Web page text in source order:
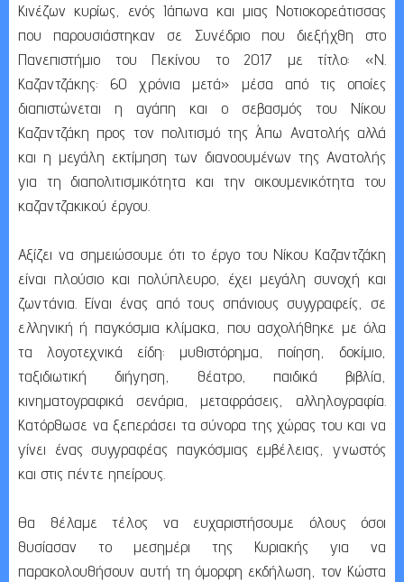
Κινέζων κυρίως, ενός Ιάπωνα και μιας Νοτιοκορεάτισσας
που παρουσιάστηκαν σε Συνέδριο που διεξήχθη στο
Πανεπιστήμιο του Πεκίνου το 2017 με τίτλο: «Ν.
Καζαντζάκης: 60 χρόνια μετά» μέσα από τις οποίες
διαπιστώνεται η αγάπη και ο σεβασμός του Νίκου
Καζαντζάκη προς τον πολιτισμό της Άπω Ανατολής αλλά
και η μεγάλη εκτίμηση των διανοουμένων της Ανατολής
για τη διαπολιτισμικότητα και την οικουμενικότητα του
καζαντζακικού έργου.
Αξίζει να σημειώσουμε ότι το έργο του Νίκου Καζαντζάκη
είναι πλούσιο και πολύπλευρο, έχει μεγάλη συνοχή και
ζωντάνια. Είναι ένας από τους σπάνιους συγγραφείς, σε
ελληνική ή παγκόσμια κλίμακα, που ασχολήθηκε με όλα
τα λογοτεχνικά είδη: μυθιστόρημα, ποίηση, δοκίμιο,
ταξιδιωτική διήγηση, θέατρο, παιδικά βιβλία,
κινηματογραφικά σενάρια, μεταφράσεις, αλληλογραφία.
Κατόρθωσε να ξεπεράσει τα σύνορα της χώρας του και να
γίνει ένας συγγραφέας παγκόσμιας εμβέλειας, γνωστός
και στις πέντε ηπείρους.
Θα θέλαμε τέλος να ευχαριστήσουμε όλους όσοι
θυσίασαν το μεσημέρι της Κυριακής για να
παρακολουθήσουν αυτή τη όμορφη εκδήλωση, τον Κώστα